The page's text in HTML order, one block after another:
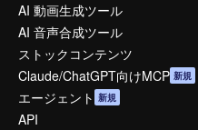
AI 動画生成ツール
AI 音声合成ツール
ストックコンテンツ
Claude/ChatGPT向けMCP 新規
エージェント 新規
API